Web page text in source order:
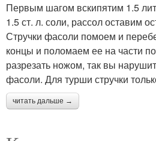
Первым шагом вскипятим 1.5
1.5 ст. л. соли, рассол оставим
Стручки фасоли помоем и
концы и поломаем ее на части
разрезать ножом, так вы
фасоли. Для турши стручки
читать дальше →